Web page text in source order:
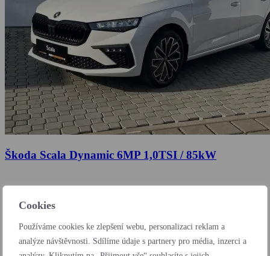
Cookies
Používáme cookies ke zlepšení webu, personalizaci reklam a
analýze návštěvnosti. Sdílíme údaje s partnery pro média, inzerci a
Škoda Scala Dynamic 6MP 1,0TSI / 85kW